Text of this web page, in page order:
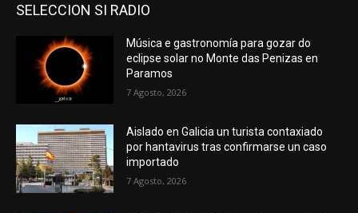
SELECCION SI RADIO
Música e gastronomía para gozar do
eclipse solar no Monte das Penizas en
Paramos
7 Agosto, 2026
Aislado en Galicia un turista contaxiado
por hantavirus tras confirmarse un caso
importado
7 Agosto, 2026